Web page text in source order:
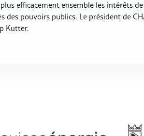
efficacement ensemble les intérêts
des pouvoirs publics. Le président de
Kutter.